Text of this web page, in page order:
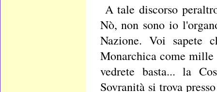
A tale discorso
Nò, non sono io
Nazione. Voi sapete
Monarchica come mille
vedrete basta... la
Sovranità si trova